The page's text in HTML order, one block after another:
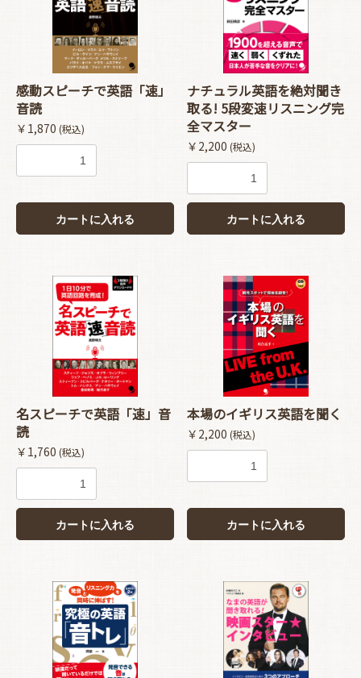
感動スピーチで英語「速」
音読
￥1,870 (税込)
カートに入れる
ナチュラル英語を絶対聞き
取る! 5段変速リスニング完
全マスター
￥2,200 (税込)
カートに入れる
名スピーチで英語「速」音
読
￥1,760 (税込)
カートに入れる
本場のイギリス英語を聞く
￥2,200 (税込)
カートに入れる